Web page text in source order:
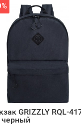
GRIZZLY RQL-
черный